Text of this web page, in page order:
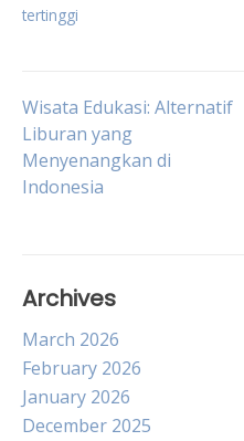
tertinggi
Post
navigation
Wisata Edukasi: Alternatif
Liburan yang
Menyenangkan di
Indonesia
Archives
March 2026
February 2026
January 2026
December 2025